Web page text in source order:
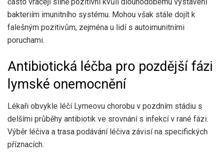
bakteriím imunitního systému. Mohou však stále dojít k
falešným pozitivům, zejména u lidí s autoimunitními
poruchami.
Antibiotická léčba pro pozdější fázi
lymské onemocnění
Lékaři obvykle léčí Lymeovu chorobu v pozdním stádiu s
delšími průběhy antibiotik ve srovnání s infekcí v rané fázi.
Výběr léčiva a trasa podávání léčiva závisí na specifických
příznacích.